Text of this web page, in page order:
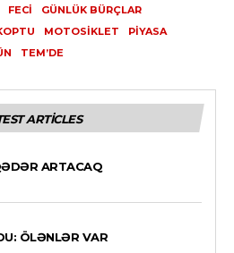
FECI
GÜNLÜK BÜRÇLAR
MOTOSIKLET
PIYASA
TEM’DE
ARTICLES
ARTACAQ
ÖLƏNLƏR VAR